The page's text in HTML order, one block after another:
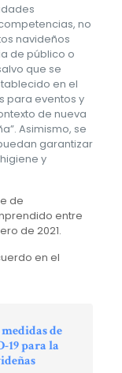
no
navideños
de público o
que se
en el
para eventos y
de nueva
Asimismo, se
garantizar
y
de
entre
de 2021.
en el
de
19 para la